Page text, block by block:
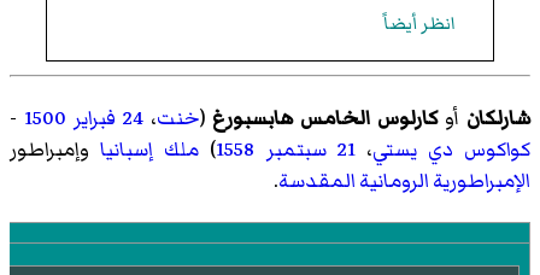
انظر أيضاً
شارلكان أوكارلوس الخامس هابسبورغ (خنت،24 فبراير 1500
-
كواكوس دي يستي،21 سبتمبر 1558
) ملك إسبانياوإمبراطور
الإمبراطورية الرومانية المقدسة.